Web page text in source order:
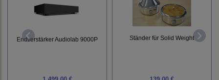
Endverstärker Audiolab 9000P Ständer für Solid Weight